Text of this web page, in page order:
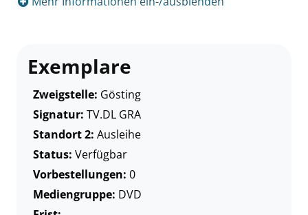
Exemplare
Zweigstelle: Gösting
Signatur: TV.DL GRA
Standort 2: Ausleihe
Status: Verfügbar
Vorbestellungen: 0
Mediengruppe: DVD